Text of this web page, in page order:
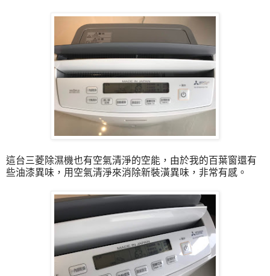
這台三菱除濕機也有空氣清淨的空能，由於我的百葉窗還有
些油漆異味，用空氣清淨來消除新裝潢異味，非常有感。